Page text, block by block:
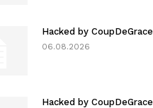
Hacked by CoupDeGrace
06.08.2026
Hacked by CoupDeGrace